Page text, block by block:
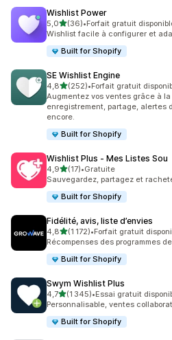
Wishlist Power
5,0étoile(s) sur 5
(36)
36 avis au total
•Forfait gratuit
Wishlist facile à configurer et
Built for Shopify
SE Wishlist Engine
4,8étoile(s) sur 5
(252)
252 avis au total
•Forfait gratuit
Augmentez vos ventes grâce à
enregistrement, partage, alertes
encore.
Built for Shopify
Wishlist Plus ‑ Mes Listes Sou
4,9étoile(s) sur 5
(17)
17 avis au total
•Gratuite
Sauvegardez, partagez et
Built for Shopify
Fidélité, avis, liste d’envies
4,8étoile(s) sur 5
(1 172)
1172 avis au total
•Forfait gratuit
Récompenses des programmes
Built for Shopify
Swym Wishlist Plus
4,7étoile(s) sur 5
(1 345)
1345 avis au total
•Essai gratuit
Personnalisable, ventes
Built for Shopify